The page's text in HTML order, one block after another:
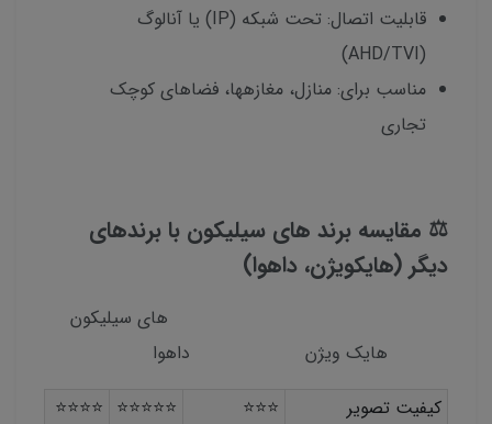
قابلیت اتصال: تحت شبکه (IP) یا آنالوگ
(AHD/TVI)
مناسب برای: منازل، مغازهها، فضاهای کوچک
تجاری
⚖️ مقایسه برند های سیلیکون با برندهای
دیگر (هایکویژن، داهوا)
های سیلیکون
هایک ویژن داهوا
کیفیت تصویر
⭐⭐⭐
⭐⭐⭐⭐⭐
⭐⭐⭐⭐